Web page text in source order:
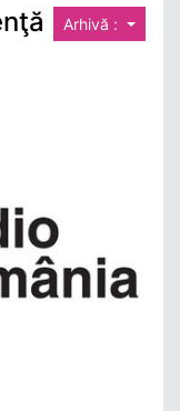
Arhivă :